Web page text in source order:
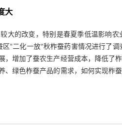
大
大的改变，特别是春夏季低温影响
“二化一放”秋柞蚕药害情况进行了
，增加了蚕农生产经营成本，降低了
、绿色柞蚕产品的需求，如何实现柞